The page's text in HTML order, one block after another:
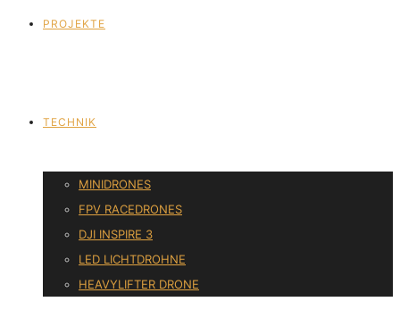
PROJEKTE
TECHNIK
MINIDRONES
FPV RACEDRONES
DJI INSPIRE 3
LED LICHTDROHNE
HEAVYLIFTER DRONE